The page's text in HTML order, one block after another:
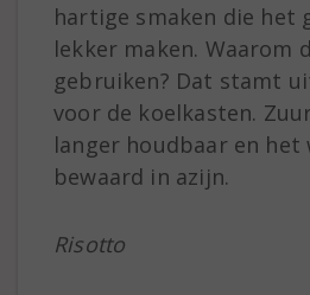
hartige smaken die het
lekker maken. Waarom
gebruiken? Dat stamt
voor de koelkasten.
langer houdbaar en het
bewaard in azijn.
Risotto